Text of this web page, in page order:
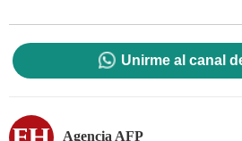
Unirme al canal
Agencia AFP